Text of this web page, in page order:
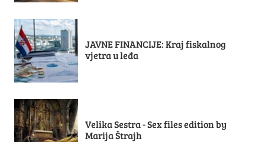
JAVNE FINANCIJE: Kraj fiskalnog
vjetra u leđa
Velika Sestra - Sex files edition by
Marija Štrajh